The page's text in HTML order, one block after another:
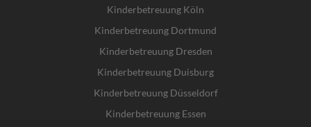
Kinderbetreuung Köln
Kinderbetreuung Dortmund
Kinderbetreuung Dresden
Kinderbetreuung Duisburg
Kinderbetreuung Düsseldorf
Kinderbetreuung Essen